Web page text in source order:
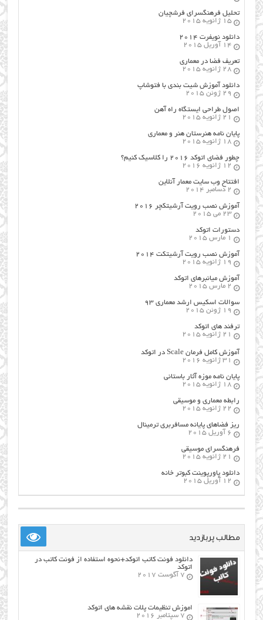
تحلیل فرهنگسرای فرشچیان
15 ژانویه 2015
دانلود نویفرت ۲۰۱۴
14 آوریل 2015
تعریف فضا در معماری
28 ژانویه 2015
دانلود آموزش شیت بندی با فتوشاپ
29 ژوئن 2015
اصول طراحي ایستگاه راه آهن
21 ژانویه 2015
پایان نامه هنرستان هنر و معماري
18 ژانویه 2015
چطور فضای اتوکد ۲۰۱۶ را کلاسیک کنیم؟
12 ژانویه 2016
افتتاح وب سایت معمار آنلاین
2 دسامبر 2014
آموزش نصب رویت آرشیتکچر ۲۰۱۶
23 می 2015
دستورات اتوکد
1 مارس 2015
آموزش نصب رویت آرشیتکت ۲۰۱۴
19 ژانویه 2015
آموزش میانبرهای اتوکد
2 مارس 2015
سوالات اسکیس ارشد معماری ۹۳
19 ژوئن 2015
ترفند های اتوکد
21 ژانویه 2015
آموزش کامل فرمان Scale در اتوکد
31 ژانویه 2016
پایان نامه موزه آثار باستانی
18 ژانویه 2015
رابطه معماری و موسیقی
22 ژانویه 2015
ریز فضاهای پایانه مسافربری ترمینال
6 آوریل 2015
فرهنگسراي موسيقي
21 ژانویه 2015
دانلود پاورپوینت کبوتر خانه
12 آوریل 2015
مطالب پربازدید
دانلود فونت کاتب اتوکد+نحوه استفاده از فونت کاتب در
اتوکد
7 آگوست 2017
اموزش تنظیمات پلات نقشه های اتوکد
7 سپتامبر 2016